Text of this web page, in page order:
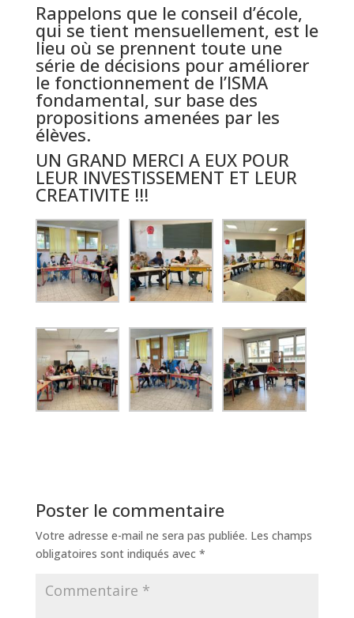
Rappelons que le conseil d’école,
qui se tient mensuellement, est le
lieu où se prennent toute une
série de décisions pour améliorer
le fonctionnement de l’ISMA
fondamental, sur base des
propositions amenées par les
élèves.
UN GRAND MERCI A EUX POUR
LEUR INVESTISSEMENT ET LEUR
CREATIVITE !!!
Poster le commentaire
Votre adresse e-mail ne sera pas publiée. Les champs
obligatoires sont indiqués avec *